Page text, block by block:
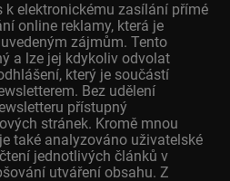
k elektronickému zasílání přímé
online reklamy, která je
zájmům. Tento
a lze jej kdykoliv odvolat
který je součástí
Bez udělení
přístupný
stránek. Kromě mnou
také analyzováno uživatelské
jednotlivých článků v
utváření obsahu. Z